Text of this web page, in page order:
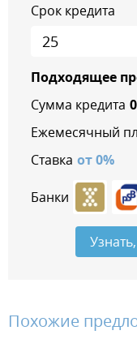
Срок кредита
Подходящее
Сумма кредита 0
Ежемесячный
Ставка от0%
Банки
Похожие